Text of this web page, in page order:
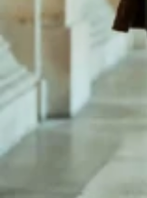
誠光社で
おすすめ
紹介しま
おすすめ